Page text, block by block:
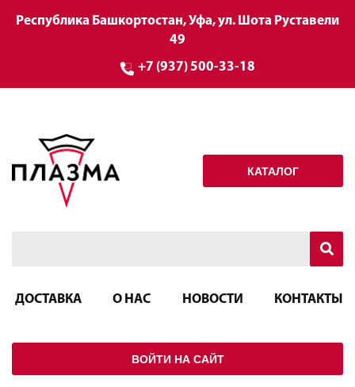
Республика Башкортостан, Уфа, ул. Шота Руставели
49
+7 (937) 500-33-18
КАТАЛОГ
ДОСТАВКА О НАС НОВОСТИ КОНТАКТЫ
ВОЙТИ НА САЙТ